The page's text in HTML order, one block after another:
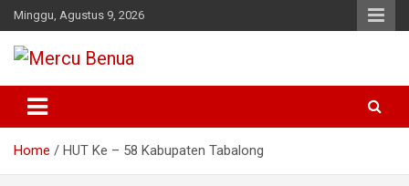
Skip
to
content
Minggu, Agustus 9, 2026
Mercu Benua
Home HUT Ke – 58 Kabupaten Tabalong